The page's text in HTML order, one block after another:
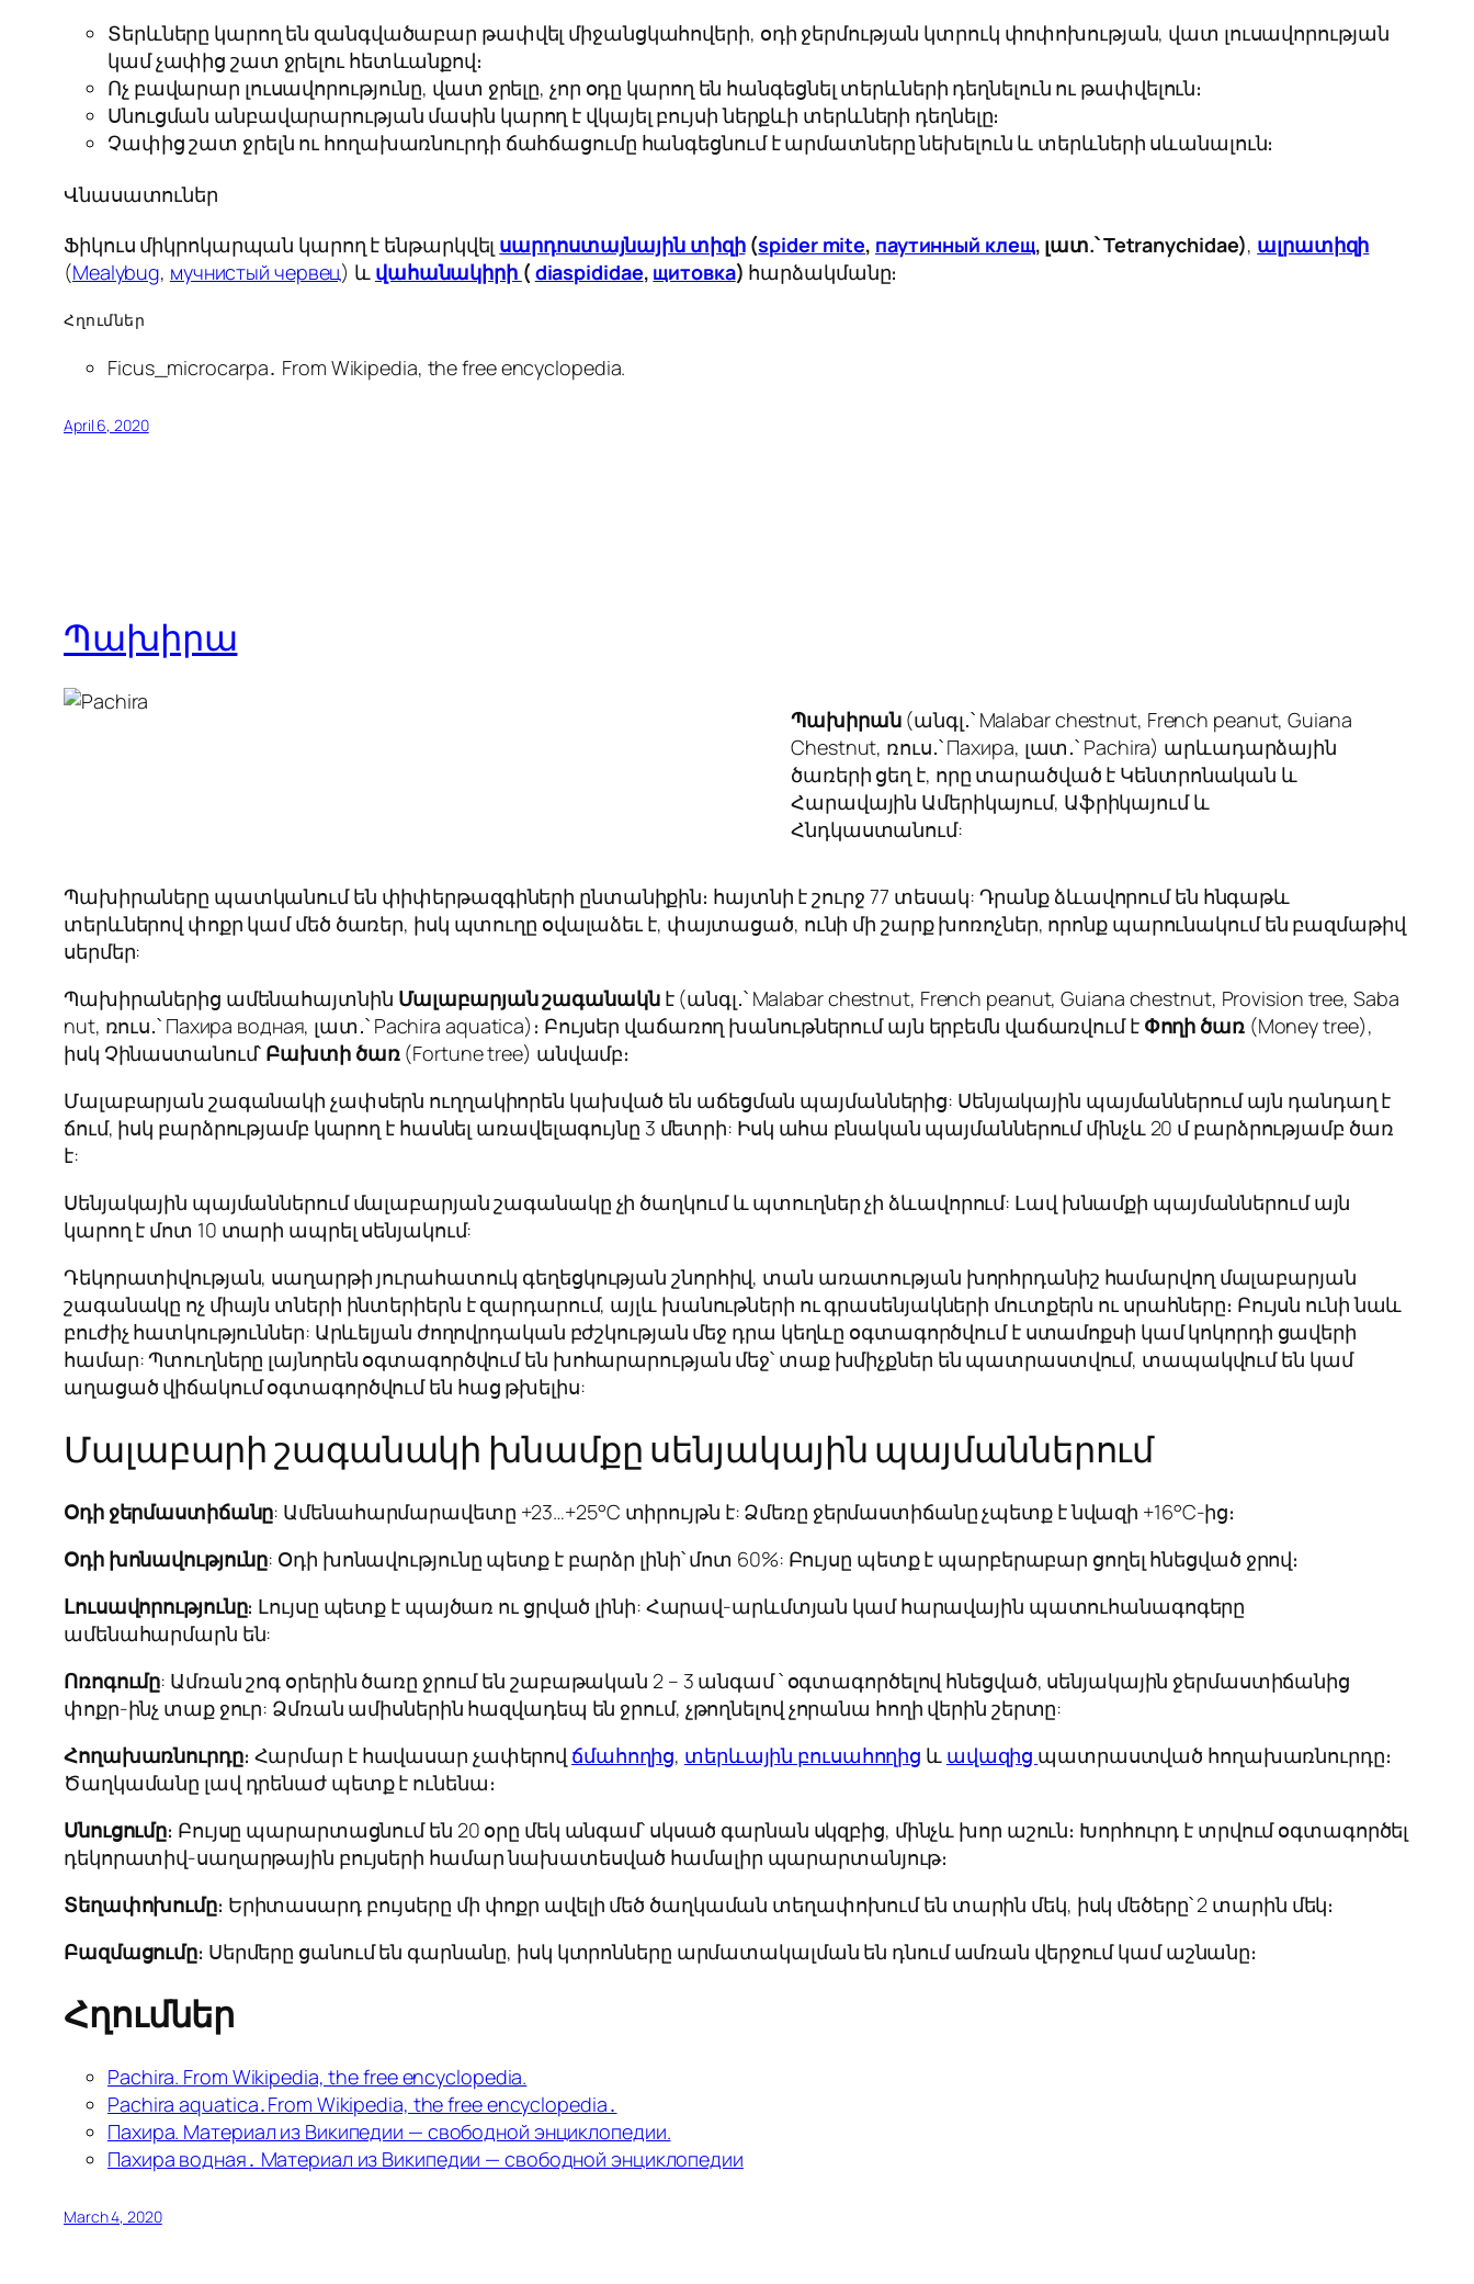
Տերևները կարող են զանգվածաբար թափվել միջանցկահովերի, օդի ջերմության կտրուկ փոփոխության, վատ լուսավորության
կամ չափից շատ ջրելու հետևանքով։
Ոչ բավարար լուսավորությունը, վատ ջրելը, չոր օդը կարող են հանգեցնել տերևների դեղնելուն ու թափվելուն։
Սնուցման անբավարարության մասին կարող է վկայել բույսի ներքևի տերևների դեղնելը։
Չափից շատ ջրելն ու հողախառնուրդի ճահճացումը հանգեցնում է արմատները նեխելուն և տերևների սևանալուն։
Վնասատուներ
Ֆիկուս միկրոկարպան կարող է ենթարկվել սարդոստայնային տիզի(spider mite, паутинный клещ, լատ.՝ Tetranychidae), ալրատիզի
(Mealybug, мучнистый червец) և վահանակիրի (diaspididae, щитовка) հարձակմանը։
Հղումներ
Ficus_microcarpa․ From Wikipedia, the free encyclopedia.
April 6, 2020
Պախիրա
Պախիրան (անգլ․՝ Malabar chestnut, French peanut, Guiana
Chestnut, ռուս․՝ Пахира, լատ․՝ Pachira) արևադարձային
ծառերի ցեղ է, որը տարածված է Կենտրոնական և
Հարավային Ամերիկայում, Աֆրիկայում և
Հնդկաստանում:
Պախիրաները պատկանում են փիփերթազգիների ընտանիքին։ հայտնի է շուրջ 77 տեսակ: Դրանք ձևավորում են հնգաթև
տերևներով փոքր կամ մեծ ծառեր, իսկ պտուղը օվալաձեւ է, փայտացած, ունի մի շարք խոռոչներ, որոնք պարունակում են բազմաթիվ
սերմեր:
Պախիրաներից ամենահայտնին Մալաբարյան շագանակնէ (անգլ․՝ Malabar chestnut, French peanut, Guiana chestnut, Provision tree, Saba
nut, ռուս․՝ Пахира водная, լատ․՝ Pachira aquatica)։ Բույսեր վաճառող խանութներում այն երբեմն վաճառվում է Փողի ծառ(Money tree),
իսկ Չինաստանում՝ Բախտի ծառ (Fortune tree) անվամբ։
Մալաբարյան շագանակի չափսերն ուղղակիորեն կախված են աճեցման պայմաններից: Սենյակային պայմաններում այն դանդաղ է ​
ճում, իսկ բարձրությամբ կարող է հասնել առավելագույնը 3 մետրի: Իսկ ահա բնական պայմաններում մինչև 20 մ բարձրությամբ ծառ
է:
Սենյակային պայմաններում մալաբարյան շագանակը չի ծաղկում և պտուղներ չի ձևավորում: Լավ խնամքի պայմաններում այն
կարող է մոտ 10 տարի ապրել սենյակում:
Դեկորատիվության, սաղարթի յուրահատուկ գեղեցկության շնորհիվ, տան առատության խորհրդանիշ համարվող մալաբարյան
շագանակը ոչ միայն տների ինտերիերն է զարդարում, այլև խանութների ու գրասենյակների մուտքերն ու սրահները։ Բույսն ունի նաև
բուժիչ հատկություններ: Արևելյան ժողովրդական բժշկության մեջ դրա կեղևը օգտագործվում է ստամոքսի կամ կոկորդի ցավերի
համար: Պտուղները լայնորեն օգտագործվում են խոհարարության մեջ՝ տաք խմիչքներ են պատրաստվում, տապակվում են կամ
աղացած վիճակում օգտագործվում են հաց թխելիս:
Մալաբարի շագանակի խնամքը սենյակային պայմաններում
Օդի ջերմաստիճանը: Ամենահարմարավետը +23…+25°C ​​տիրույթն է: Ձմեռը ջերմաստիճանը չպետք է նվազի +16°C-ից։
Օդի խոնավությունը: Օդի խոնավությունը պետք է բարձր լինի՝ մոտ 60%: Բույսը պետք է պարբերաբար ցողել հնեցված ջրով։
Լուսավորությունը։ Լույսը պետք է պայծառ ու ցրված լինի: Հարավ-արևմտյան կամ հարավային պատուհանագոգերը
ամենահարմարն են:
Ոռոգումը: Ամռան շոգ օրերին ծառը ջրում են շաբաթական 2 – 3 անգամ ՝ օգտագործելով հնեցված, սենյակային ջերմաստիճանից
փոքր-ինչ տաք ջուր: Ձմռան ամիսներին հազվադեպ են ջրում, չթողնելով չորանա հողի վերին շերտը:
Հողախառնուրդը։ Հարմար է հավասար չափերով ճմահողից, տերևային բուսահողից և ավազից պատրաստված հողախառնուրդը։
Ծաղկամանը լավ դրենաժ պետք է ունենա։
Սնուցումը։ Բույսը պարարտացնում են 20 օրը մեկ անգամ՝ սկսած գարնան սկզբից, մինչև խոր աշուն։ Խորհուրդ է տրվում օգտագործել
դեկորատիվ-սաղարթային բույսերի համար նախատեսված համալիր պարարտանյութ։
Տեղափոխումը։ Երիտասարդ բույսերը մի փոքր ավելի մեծ ծաղկաման տեղափոխում են տարին մեկ, իսկ մեծերը՝ 2 տարին մեկ։
Բազմացումը։ Սերմերը ցանում են գարնանը, իսկ կտրոնները արմատակալման են դնում ամռան վերջում կամ աշնանը։
Հղումներ
Pachira. From Wikipedia, the free encyclopedia.
Pachira aquatica․From Wikipedia, the free encyclopedia․
Пахира. Материал из Википедии — свободной энциклопедии.
Пахира водная․ Материал из Википедии — свободной энциклопедии
March 4, 2020